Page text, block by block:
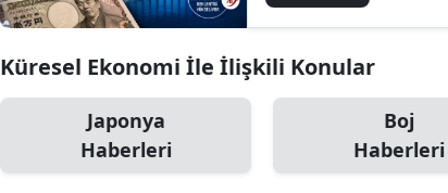
Küresel Ekonomi İle İlişkili Konular
Japonya
Haberleri
Boj
Haberleri